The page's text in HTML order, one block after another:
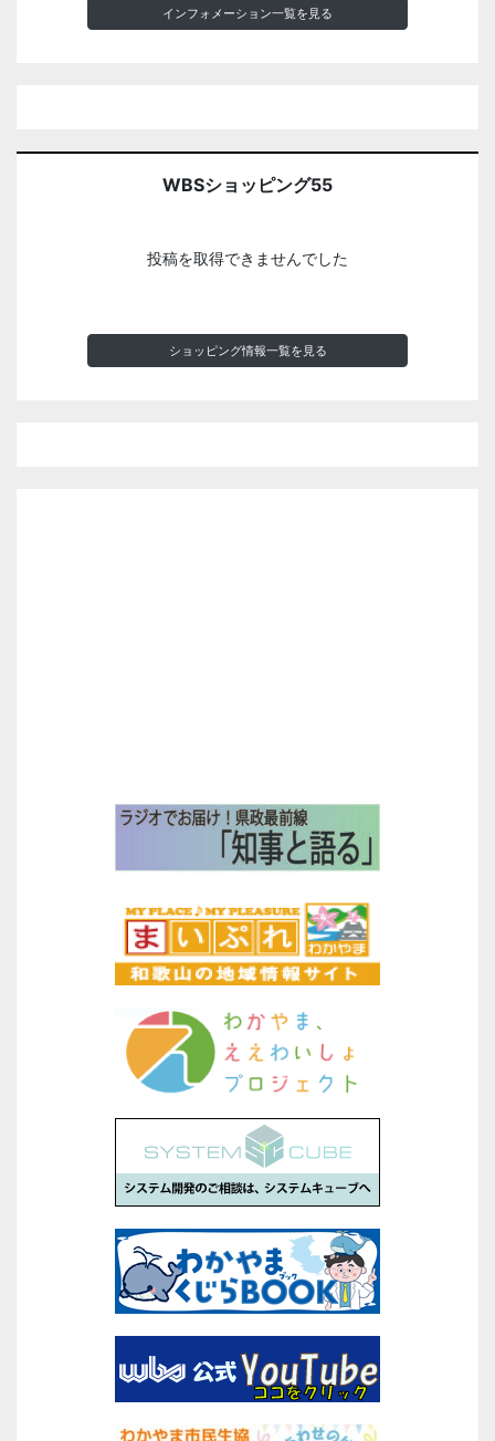
インフォメーション一覧を見る
WBSショッピング55
投稿を取得できませんでした
ショッピング情報一覧を見る